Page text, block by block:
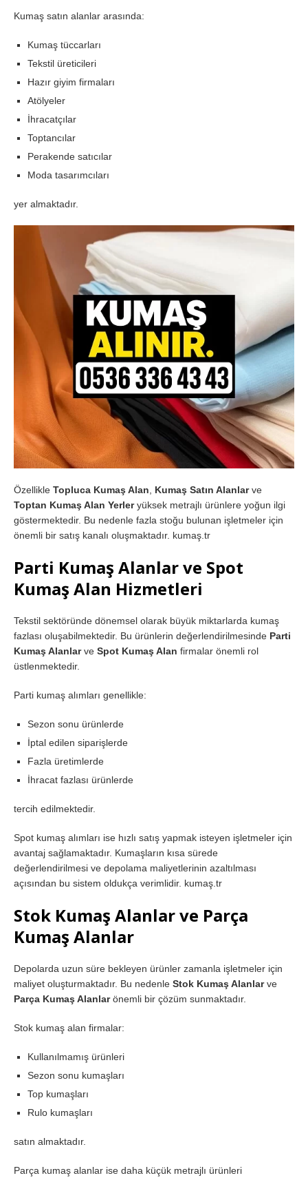
Kumaş satın alanlar arasında:
Kumaş tüccarları
Tekstil üreticileri
Hazır giyim firmaları
Atölyeler
İhracatçılar
Toptancılar
Perakende satıcılar
Moda tasarımcıları
yer almaktadır.
Özellikle Topluca Kumaş Alan Kumaş Satın Alanlarve
Toptan Kumaş Alan Yerleryüksek metrajlı ürünlere yoğun ilgi
göstermektedir. Bu nedenle fazla stoğu bulunan işletmeler için
önemli bir satış kanalı oluşmaktadır. kumaş.tr
Parti Kumaş Alanlar ve Spot
Kumaş Alan Hizmetleri
Tekstil sektöründe dönemsel olarak büyük miktarlarda kumaş
fazlası oluşabilmektedir. Bu ürünlerin değerlendirilmesinde Parti
Kumaş Alanlarve Spot Kumaş Alan firmalar önemli rol
üstlenmektedir.
Parti kumaş alımları genellikle:
Sezon sonu ürünlerde
İptal edilen siparişlerde
Fazla üretimlerde
İhracat fazlası ürünlerde
tercih edilmektedir.
Spot kumaş alımları ise hızlı satış yapmak isteyen işletmeler için
avantaj sağlamaktadır. Kumaşların kısa sürede
değerlendirilmesi ve depolama maliyetlerinin azaltılması
açısından bu sistem oldukça verimlidir. kumaş.tr
Stok Kumaş Alanlar ve Parça
Kumaş Alanlar
Depolarda uzun süre bekleyen ürünler zamanla işletmeler için
maliyet oluşturmaktadır. Bu nedenle Stok Kumaş Alanlarve
Parça Kumaş Alanlarönemli bir çözüm sunmaktadır.
Stok kumaş alan firmalar:
Kullanılmamış ürünleri
Sezon sonu kumaşları
Top kumaşları
Rulo kumaşları
satın almaktadır.
Parça kumaş alanlar ise daha küçük metrajlı ürünleri